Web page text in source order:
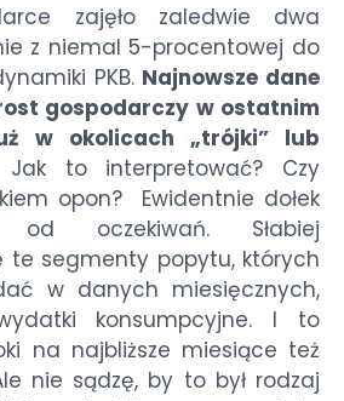
zajęło zaledwie dwa
z niemal 5-procentowej do
PKB. Najnowsze dane
gospodarczy w ostatnim
w okolicach „trójki” lub
Jak to interpretować? Czy
opon? Ewidentnie dołek
oczekiwań. Słabiej
te segmenty popytu, których
w danych miesięcznych,
konsumpcyjne. I to
na najbliższe miesiące też
nie sądzę, by to był rodzaj